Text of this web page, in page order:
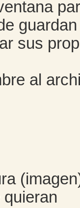
sus
al
quieran